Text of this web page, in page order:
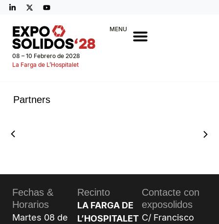
08 – 10 Febrero de 2028
La Farga de L’Hospitalet
MENU
Partners
Fechas &
Horarios
Martes 08 de
Recinto
LA FARGA DE
L’HOSPITALET
Contacte con
exposolidos
C/ Francisco